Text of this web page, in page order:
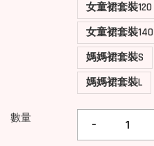
女童裙套裝120
女童裙套裝140
媽媽裙套裝S
媽媽裙套裝L
數量 -